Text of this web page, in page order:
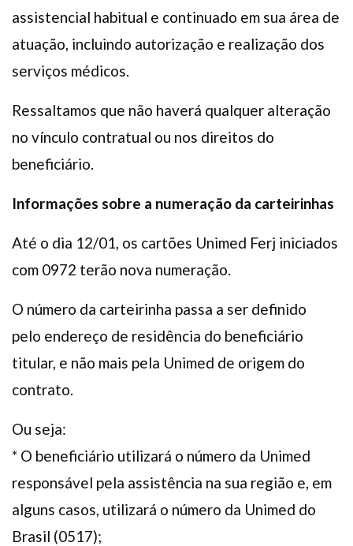
assistencial habitual e continuado em sua área de
atuação, incluindo autorização e realização dos
serviços médicos.
Ressaltamos que não haverá qualquer alteração
no vínculo contratual ou nos direitos do
beneficiário.
Informações sobre a numeração da carteirinhas
Até o dia 12/01, os cartões Unimed Ferj iniciados
com 0972 terão nova numeração.
O número da carteirinha passa a ser definido
pelo endereço de residência do beneficiário
titular, e não mais pela Unimed de origem do
contrato.
Ou seja:
* O beneficiário utilizará o número da Unimed
responsável pela assistência na sua região e, em
alguns casos, utilizará o número da Unimed do
Brasil (0517);